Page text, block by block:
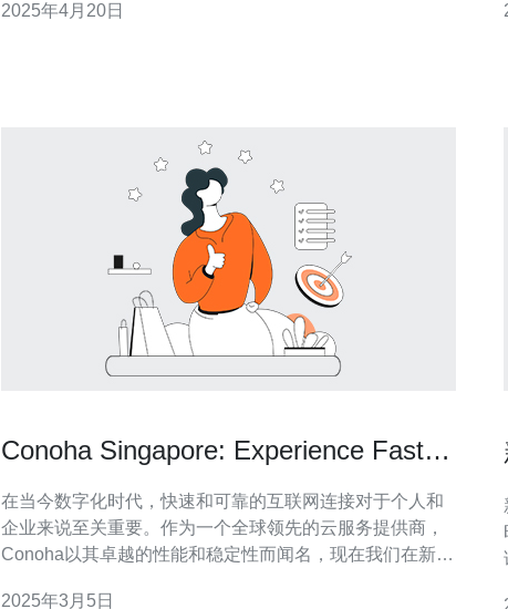
新加坡线路CN2连接是一种卓越的选择，本文将介绍其特
2025年4月20日
优
Conoha Singapore: Experience Faster
CN2
在当今数字化时代，快速和可靠的互联网连接对于个人和
企业来说至关重要。作为一个全球领先的云服务提供商，
Conoha以其卓越的性能和稳定性而闻名，现在我们在新加
2025年3月5日